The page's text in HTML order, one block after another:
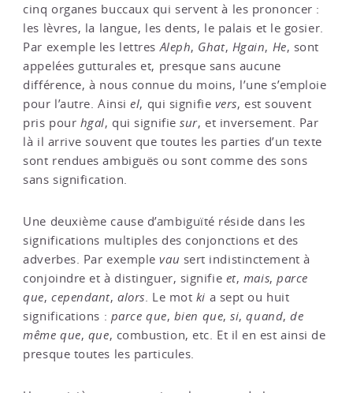
cinq organes buccaux qui servent à les prononcer :
les lèvres, la langue, les dents, le palais et le gosier.
Par exemple les lettres Aleph, Ghat, Hgain, He, sont
appelées gutturales et, presque sans aucune
différence, à nous connue du moins, l’une s’emploie
pour l’autre. Ainsiel, qui signifie vers, est souvent
pris pour hgal, qui signifiesur, et inversement. Par
là il arrive souvent que toutes les parties d’un texte
sont rendues ambiguës ou sont comme des sons
sans signification.
Une deuxième cause d’ambiguïté réside dans les
significations multiples des conjonctions et des
adverbes. Par exemplevau sert indistinctement à
conjoindre et à distinguer, signifie et, mais,parce
que,cependant,alors. Le mot ki a sept ou huit
significations : parce que, bien que,si,quand,de
même que, que, combustion, etc. Et il en est ainsi de
presque toutes les particules.